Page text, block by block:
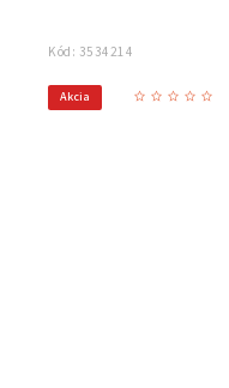
Kód: 3534214
Akcia